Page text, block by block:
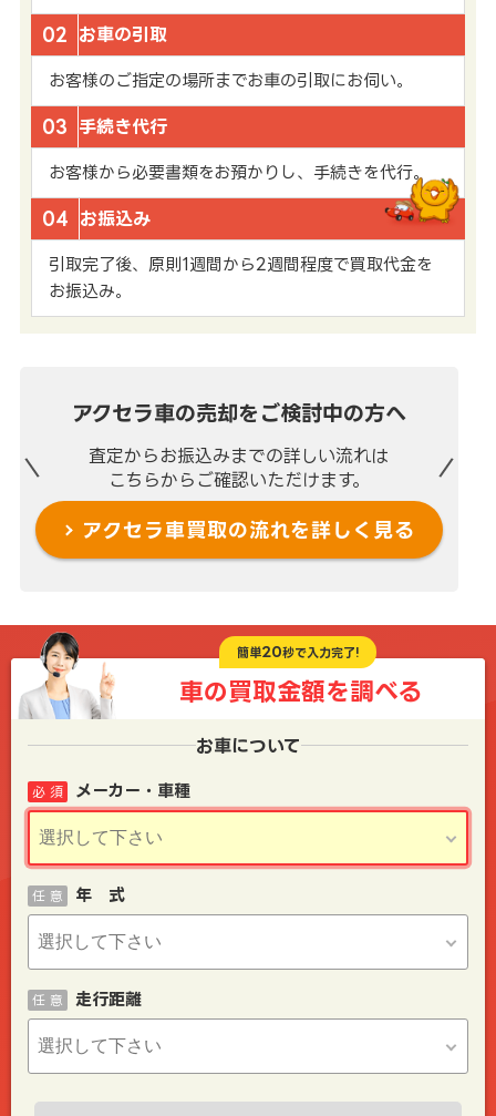
02 お車の引取
お客様のご指定の場所までお車の引取にお伺い。
03 手続き代行
お客様から必要書類をお預かりし、手続きを代行。
04 お振込み
引取完了後、原則1週間から2週間程度で買取代金を
お振込み。
アクセラ車の売却を ご検討中の方へ
査定からお振込みまでの詳しい流れは
こちらからご確認いただけます。
アクセラ車買取の流れを詳しく見る
簡単20秒で入力完了!
車の買取金額を調べる
お車について
メーカー・車種
必 須
年 式
任 意
走行距離
任 意